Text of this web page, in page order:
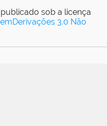
sob a licença
3.0 Não